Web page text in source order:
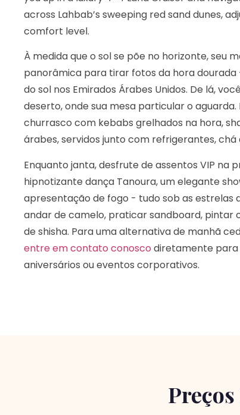
across Lahbab’s sweeping red sand dunes,
comfort level.
À medida que o sol se põe no horizonte, seu
panorâmica para tirar fotos da hora
do sol nos Emirados Árabes Unidos. De lá,
deserto, onde sua mesa particular o
churrasco com kebabs grelhados na hora,
árabes, servidos junto com refrigerantes,
Enquanto janta, desfrute de assentos VIP na
hipnotizante dança Tanoura, um elegante
apresentação de fogo - tudo sob as estrelas
andar de camelo, praticar sandboard, pintar
de shisha. Para uma alternativa de manhã
entre em contato conosco diretamente para
aniversários ou eventos corporativos.